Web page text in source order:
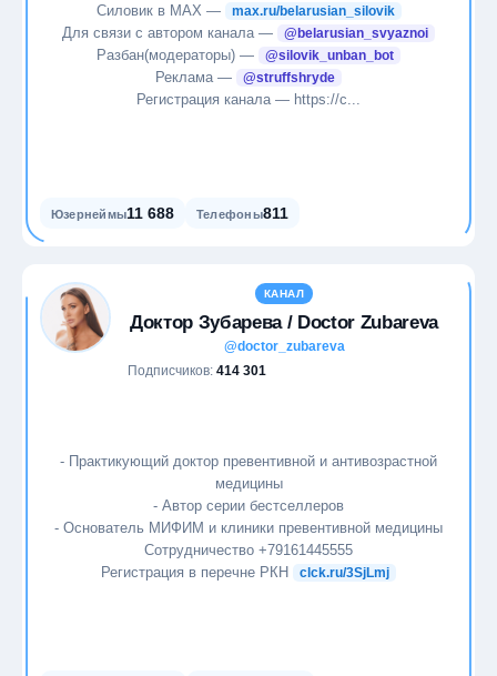
Силовик в МАХ —
max.ru/belarusian_silovik
Для связи с автором канала — @belarusian_svyaznoi
Разбан(модераторы) — @silovik_unban_bot
Реклама — @struffshryde
Регистрация канала — https://c...
Юзернеймы11 688 Телефоны811
КАНАЛ
Доктор Зубарева / Doctor Zubareva
@doctor_zubareva
Подписчиков: 414 301
- Практикующий доктор превентивной и антивозрастной
медицины
- Автор серии бестселлеров
- Основатель МИФИМ и клиники превентивной медицины
Сотрудничество +79161445555
Регистрация в перечне РКН
clck.ru/3SjLmj